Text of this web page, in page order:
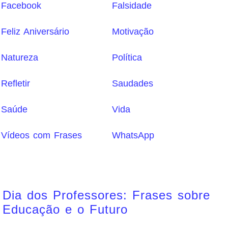
Facebook Falsidade
Feliz Aniversário Motivação
Natureza Política
Refletir Saudades
Saúde Vida
Vídeos com Frases WhatsApp
Dia dos Professores: Frases sobre
Educação e o Futuro